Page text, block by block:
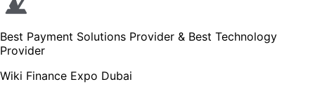
Best Payment Solutions Provider & Best Technology
Provider
Wiki Finance Expo Dubai